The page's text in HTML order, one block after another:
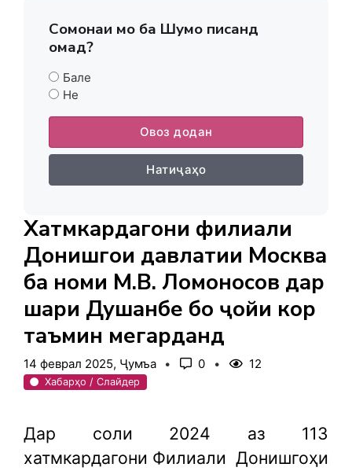
Сомонаи мо ба Шумо писанд
омад?
Бале
Не
Овоз додан
Натиҷаҳо
Хатмкардагони филиали
Донишгоҳи давлатии Москва
ба номи М.В. Ломоносов дар
шаҳри Душанбе бо ҷойи кор
таъмин мегарданд
14 феврал 2025, Ҷумъа 0 12
Хабарҳо / Слайдер
Дар соли 2024 аз 113
хатмкардагони Филиали Донишгоҳи